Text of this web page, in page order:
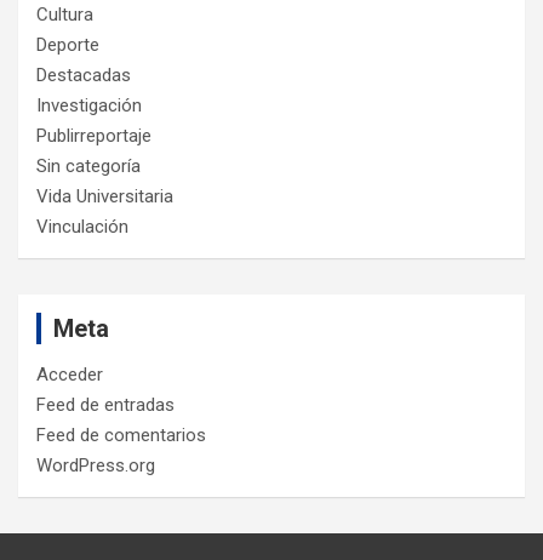
Cultura
Deporte
Destacadas
Investigación
Publirreportaje
Sin categoría
Vida Universitaria
Vinculación
Meta
Acceder
Feed de entradas
Feed de comentarios
WordPress.org